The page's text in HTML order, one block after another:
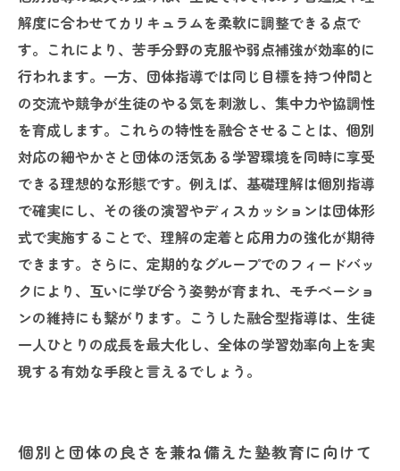
解度に合わせてカリキュラムを柔軟に調整できる点で
す。これにより、苦手分野の克服や弱点補強が効率的に
行われます。一方、団体指導では同じ目標を持つ仲間と
の交流や競争が生徒のやる気を刺激し、集中力や協調性
を育成します。これらの特性を融合させることは、個別
対応の細やかさと団体の活気ある学習環境を同時に享受
できる理想的な形態です。例えば、基礎理解は個別指導
で確実にし、その後の演習やディスカッションは団体形
式で実施することで、理解の定着と応用力の強化が期待
できます。さらに、定期的なグループでのフィードバッ
クにより、互いに学び合う姿勢が育まれ、モチベーショ
ンの維持にも繋がります。こうした融合型指導は、生徒
一人ひとりの成長を最大化し、全体の学習効率向上を実
現する有効な手段と言えるでしょう。
個別と団体の良さを兼ね備えた塾教育に向けて